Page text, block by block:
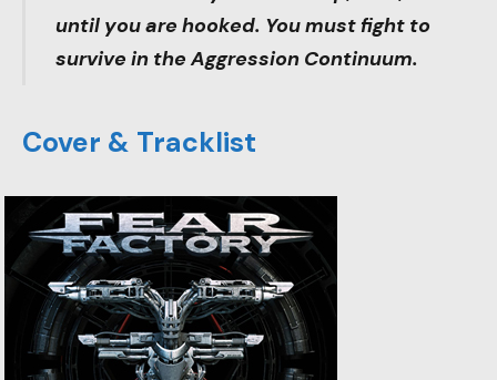
until you are hooked. You must fight to
survive in the Aggression Continuum.
Cover & Tracklist